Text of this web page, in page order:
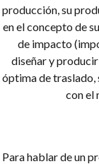
producción, su
en el concepto de
de impacto
diseñar y
óptima de traslado,
con el
Para hablar de un